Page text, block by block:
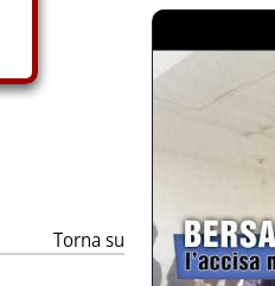
Torna su